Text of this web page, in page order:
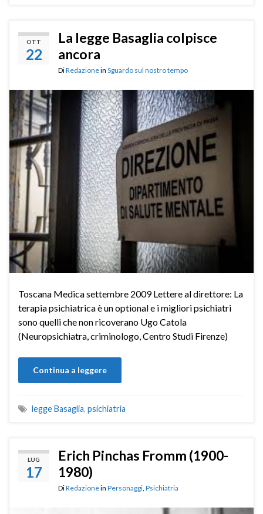
OTT
22
La legge Basaglia colpisce
ancora
DiRedazionein Sguardo sul nostro tempo
Toscana Medica settembre 2009 Lettere al direttore: La
terapia psichiatrica è un optional e i migliori psichiatri
sono quelli che non ricoverano Ugo Catola
(Neuropsichiatra, criminologo, Centro Studi Firenze)
Continua a leggere
legge Basaglia, psichiatria
LUG
17
Erich Pinchas Fromm (1900-
1980)
DiRedazionein Personaggi Psichiatria